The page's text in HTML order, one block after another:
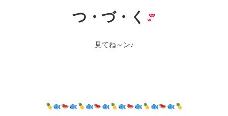
つ・づ・く
見てね～ン♪